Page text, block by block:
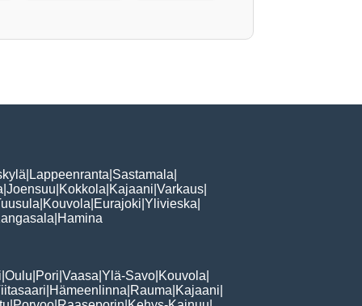
Lappeenranta Sastamala
Joensuu Kokkola Kajaani Varkaus
Kouvola Eurajoki Ylivieska
Hamina
Oulu Pori Vaasa Ylä-Savo Kouvola
Hämeenlinna Rauma Kajaani